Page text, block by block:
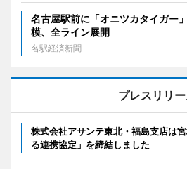
名古屋駅前に「オニツカタイガ
模、全ライン展開
名駅経済新聞
プレスリリ
株式会社アサンテ東北・福島支店は
る連携協定」を締結しました